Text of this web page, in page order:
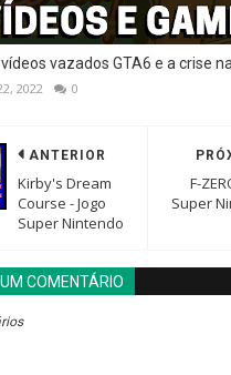
vazados GTA6 e a crise
2022 0
F-
Super
ANTERIOR
Kirby's Dream
Course - Jogo
Super Nintendo
COMENTÁRIO